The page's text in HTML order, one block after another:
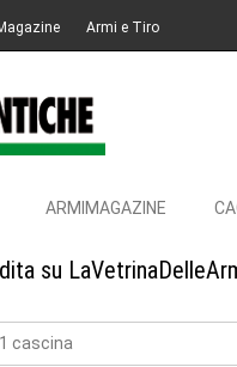
Armi e Tiro
ARMIMAGAZINE
su
cascina